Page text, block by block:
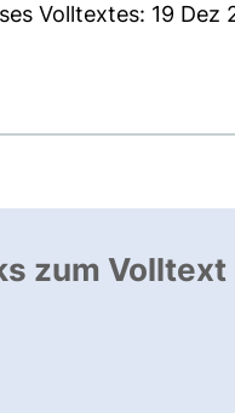
Volltextes: 19 Dez
zum Volltext
öffnet neues